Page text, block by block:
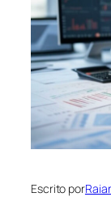
Escrito por